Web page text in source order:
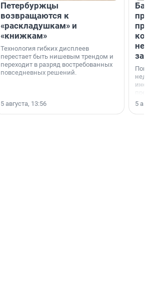
Петербуржцы
возвращаются к
«раскладушкам» и
«книжкам»
Технология гибких дисплеев
перестает быть нишевым трендом и
переходит в разряд востребованных
повседневных решений.
5 августа, 13:56
Банк
Покупка
офис,
успех
5